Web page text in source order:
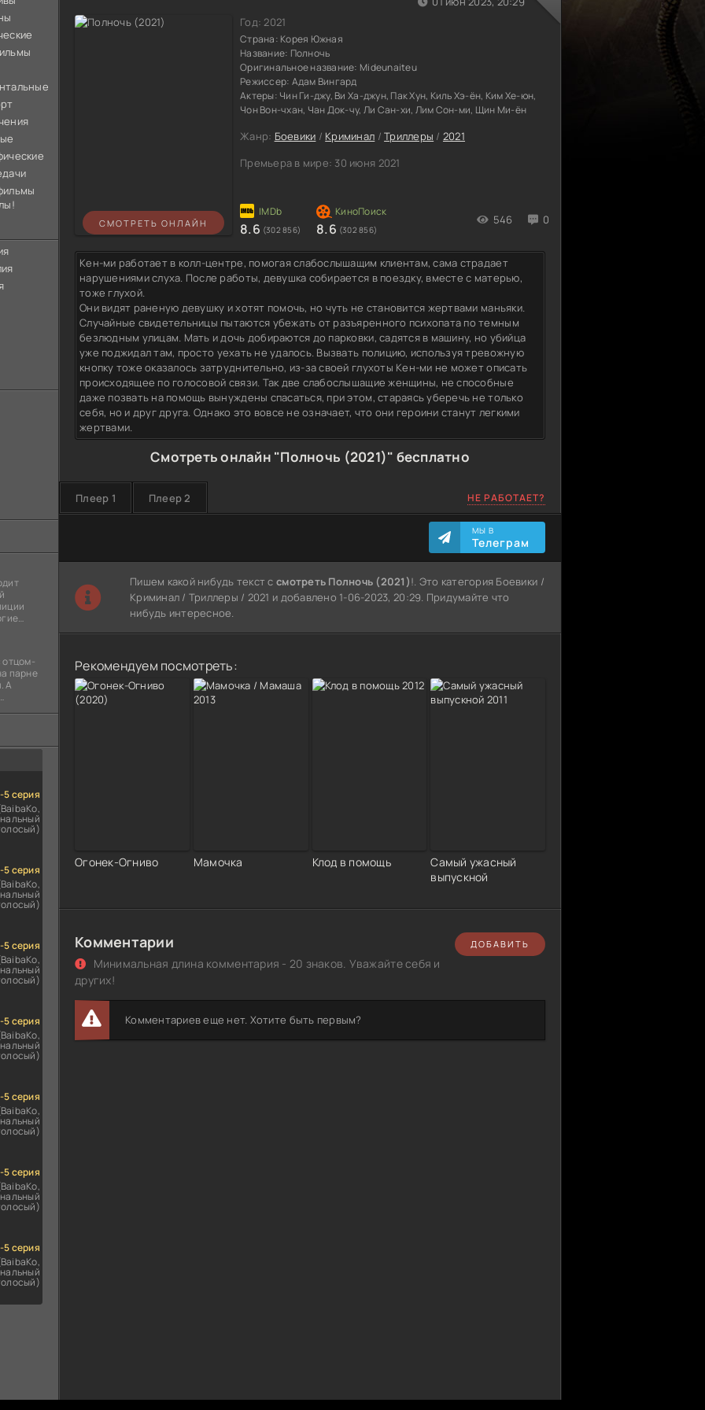
отцом-
парне
А
5 серия
5 серия
5 серия
5 серия
5 серия
5 серия
5 серия
СМОТРЕТЬ ОНЛАЙН
Год:2021
Страна: Корея Южная
Название: Полночь
Оригинальное название: Mideunaiteu
Режиссер: Адам Вингард
Актеры: Чин Ги-джу, Ви Ха-джун, Пак Хун, Киль Хэ-ён, Ким Хе-юн,
Чон Вон-чхан, Чан Док-чу, Ли Сан-хи, Лим Сон-ми, Щин Ми-ён
Жанр: Боевики / Криминал /Триллеры / 2021
Премьера в мире: 30 июня 2021
8.6 (302 856) 8.6 (302 856)
546 0
Кен-ми работает в колл-центре, помогая слабослышащим клиентам, сама страдает
нарушениями слуха. После работы, девушка собирается в поездку, вместе с матерью,
тоже глухой.
Они видят раненую девушку и хотят помочь, но чуть не становится жертвами маньяки.
Случайные свидетельницы пытаются убежать от разъяренного психопата по темным
безлюдным улицам. Мать и дочь добираются до парковки, садятся в машину, но убийца
уже поджидал там, просто уехать не удалось. Вызвать полицию, используя тревожную
кнопку тоже оказалось затруднительно, из-за своей глухоты Кен-ми не может описать
происходящее по голосовой связи. Так две слабослышащие женщины, не способные
даже позвать на помощь вынуждены спасаться, при этом, стараясь уберечь не только
себя, но и друг друга. Однако это вовсе не означает, что они героини станут легкими
жертвами.
Смотреть онлайн "Полночь (2021)" бесплатно
Плеер 1 Плеер 2 НЕ РАБОТАЕТ?
МЫ В
Телеграм
Пишем какой нибудь текст ссмотреть Полночь (2021)!. Это категория Боевики /
Криминал / Триллеры / 2021 и добавлено 1-06-2023, 20:29. Придумайте что
нибудь интересное.
Рекомендуем посмотреть:
Огонек-Огниво Мамочка Клод в помощь
Самый ужасный
выпускной
Комментарии
Минимальная длина комментария - 20 знаков. Уважайте себя и
других!
ДОБАВИТЬ
Комментариев еще нет. Хотите быть первым?